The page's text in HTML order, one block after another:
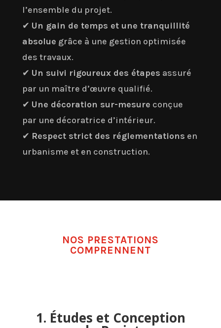
l’ensemble du projet.
✔ Un gain de temps et une tranquillité
absolue grâce à une gestion optimisée
des travaux.
✔ Un suivi rigoureux des étapes assuré
par un maître d’œuvre qualifié.
✔ Une décoration sur-mesure conçue
par une décoratrice d’intérieur.
✔ Respect strict des réglementations en
urbanisme et en construction.
NOS PRESTATIONS
COMPRENNENT
1. Études et Conception